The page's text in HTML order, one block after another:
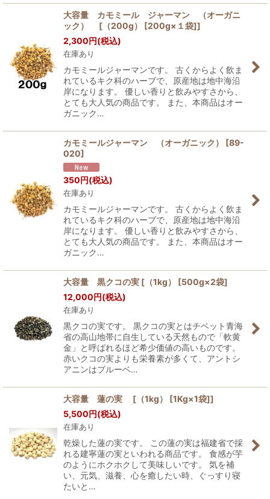
大容量 カモミール ジャーマン （オーガニ
ック） [（200g） [200g×１袋]]
2,300円(税込)
在庫あり
カモミールジャーマンです。 古くからよく飲ま
れているキク科のハーブで、原産地は地中海沿
岸になります。 優しい香りと飲みやすさから、
とても大人気の商品です。 また、本商品はオー
ガニック…
カモミールジャーマン （オーガニック） [89-
020]
350円(税込)
在庫あり
カモミールジャーマンです。 古くからよく飲ま
れているキク科のハーブで、原産地は地中海沿
岸になります。 優しい香りと飲みやすさから、
とても大人気の商品です。 また、本商品はオー
ガニック…
大容量 黒クコの実 [（1kg） [500g×2袋]
12,000円(税込)
在庫あり
黒クコの実です。 黒クコの実とはチベット青海
省の高山地帯に自生している天然もので「軟黄
金」と呼ばれるほど希少価値の高いものです。
赤いクコの実よりも栄養素が多くて、アントシ
アニンはブルーベ…
大容量 蓮の実 [（1kg） [1Kg×1袋]]
5,500円(税込)
在庫あり
乾燥した蓮の実です。 この蓮の実は福建省で採
れる建寧蓮の実といわれる商品です。 食感が芋
のようにホクホクして美味しいです。 気を補
い、元気、滋養、心を癒したい時、ぐっすり寝
たいと…